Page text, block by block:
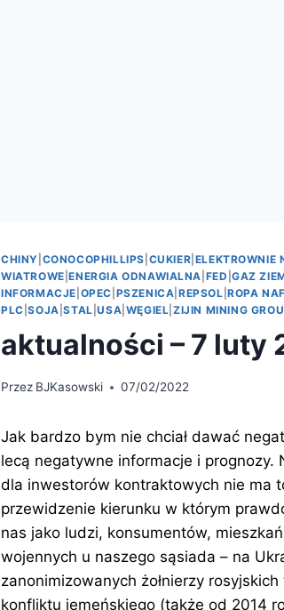
CHINY CONOCOPHILLIPS CUKIER ELEKTROWNIE
WIATROWE |ENERGIA ODNAWIALNA FED |GAZ
INFORMACJE OPEC PSZENICA REPSOL |ROPA
PLC |SOJA |STAL |USA WĘGIEL ZIJIN MINING
aktualności – 7 luty
Przez BJKasowski 07/02/2022
Jak bardzo bym nie chciał dawać
lecą negatywne informacje i
dla inwestorów kontraktowych nie ma
przewidzenie kierunku w którym
nas jako ludzi, konsumentów,
wojennych u naszego sąsiada – na
zanonimizowanych żołnierzy
konfliktu jemeńskiego (także od 2014